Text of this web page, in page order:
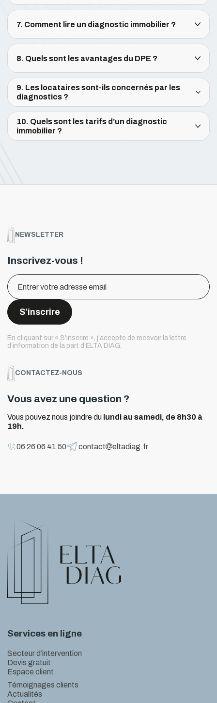
7. Comment lire un diagnostic immobilier ?
8. Quels sont les avantages du DPE ?
9. Les locataires sont-ils concernés par les
diagnostics ?
10. Quels sont les tarifs d’un diagnostic
immobilier ?
NEWSLETTER
Inscrivez-vous !
S’inscrire
En cliquant sur « S’inscrire », j’accepte de recevoir la lettre
d’information de la part d’ELTA DIAG.
CONTACTEZ-NOUS
Vous avez une question ?
Vous pouvez nous joindre du lundi au samedi, de 8h30 à
19h.
06 26 06 41 50 contact eltadiag.fr
Services en ligne
Secteur d’intervention
Devis gratuit
Espace client
Témoignages clients
Actualités